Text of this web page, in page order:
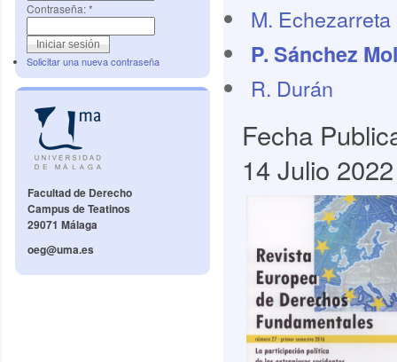
Contraseña:*
Solicitar una nueva contraseña
Facultad de Derecho
Campus de Teatinos
29071 Málaga
oeg@uma.es
M. Echezarreta
P. Sánchez
R. Durán
Fecha
14 Julio 2022